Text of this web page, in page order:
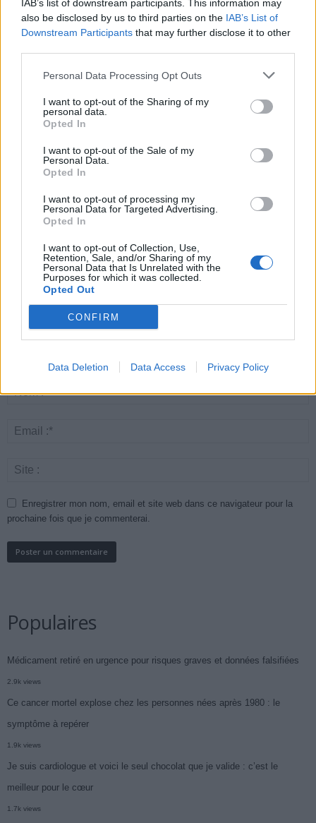
IAB’s list of downstream participants. This information may
also be disclosed by us to third parties on the IAB’s List of
Downstream Participants that may further disclose it to other
Personal Data Processing Opt Outs
I want to opt-out of the Sharing of my
personal data.
Opted In
I want to opt-out of the Sale of my
Personal Data.
Opted In
I want to opt-out of processing my
Personal Data for Targeted Advertising.
Opted In
I want to opt-out of Collection, Use,
Retention, Sale, and/or Sharing of my
Personal Data that Is Unrelated with the
Purposes for which it was collected.
Opted Out
CONFIRM
Data Deletion Data Access Privacy Policy
news
essentiels des
cardiologues pour
éviter le danger
attention à la pénurie de
révolutionnaire pour
combattre le cancer
LAISSER UN COMMENTAIRE
Enregistrer mon nom, email et site web dans ce navigateur pour la
prochaine fois que je commenterai.
Populaires
Médicament retiré en urgence pour risques graves et données falsifiées
2.9k views
Ce cancer mortel explose chez les personnes nées après 1980 : le
symptôme à repérer
1.9k views
Je suis cardiologue et voici le seul chocolat que je valide : c’est le
meilleur pour le cœur
1.7k views